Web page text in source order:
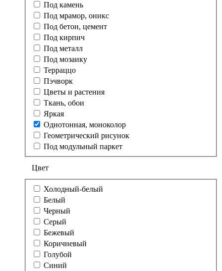
Под камень
Под мрамор, оникс
Под бетон, цемент
Под кирпич
Под металл
Под мозаику
Терраццо
Пэчворк
Цветы и растения
Ткань, обои
Яркая
Однотонная, моноколор
Геометрический рисунок
Под модульный паркет
Цвет
Холодный-белый
Белый
Черный
Серый
Бежевый
Коричневый
Голубой
Синий